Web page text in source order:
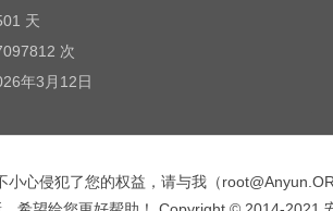
天
次
年3月12日
心侵犯了您的权益，请与我（